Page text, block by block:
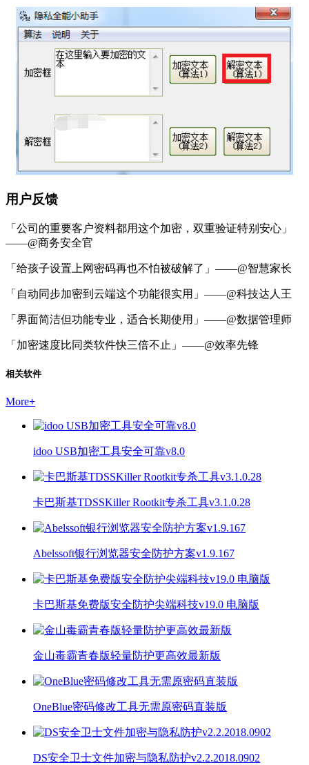
用户反馈
「公司的重要客户资料都用这个加密，双重验证特别安心」
——@商务安全官
「给孩子设置上网密码再也不怕被破解了」——@智慧家长
「自动同步加密到云端这个功能很实用」——@科技达人王
「界面简洁但功能专业，适合长期使用」——@数据管理师
「加密速度比同类软件快三倍不止」——@效率先锋
相关软件
More+
idoo USB加密工具安全可靠v8.0
卡巴斯基TDSSKiller Rootkit专杀工具v3.1.0.28
Abelssoft银行浏览器安全防护方案v1.9.167
卡巴斯基免费版安全防护尖端科技v19.0 电脑版
金山毒霸青春版轻量防护更高效最新版
OneBlue密码修改工具无需原密码直装版
DS安全卫士文件加密与隐私防护v2.2.2018.0902